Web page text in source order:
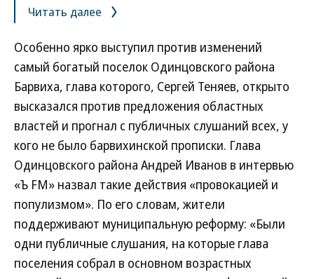
Читать далее
Особенно ярко выступил против изменений
самый богатый поселок Одинцовского района
Барвиха, глава которого, Сергей Теняев, открыто
высказался против предложения областных
властей и прогнал с публичных слушаний всех, у
кого не было барвихинской прописки. Глава
Одинцовского района Андрей Иванов в интервью
«Ъ FM» назвал такие действия «провокацией и
популизмом». По его словам, жители
поддерживают муниципальную реформу: «Были
одни публичные слушания, на которые глава
поселения собрал в основном возрастных